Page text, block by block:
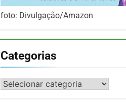
foto: Divulgação/Amazon
Categorias
Categorias